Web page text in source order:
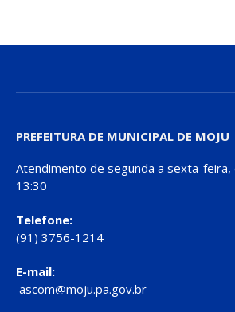
PREFEITURA DE MUNICIPAL DE MOJU
Atendimento de segunda a sexta-
13:30
Telefone:
(91) 3756-1214
E-mail:
ascom@moju.pa.gov.br